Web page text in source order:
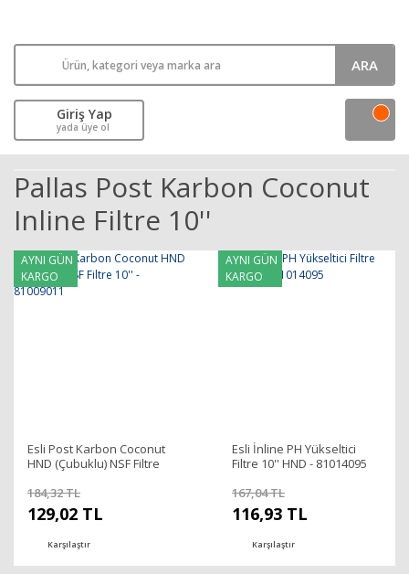
ARA
Giriş Yap
yada üye ol
Pallas Post Karbon Coconut
Inline Filtre 10''
AYNI GÜN
KARGO
Esli Post Karbon Coconut
HND (Çubuklu) NSF Filtre
184,32 TL
129,02 TL
Karşılaştır
AYNI GÜN
KARGO
Esli İnline PH Yükseltici
Filtre 10'' HND - 81014095
167,04 TL
116,93 TL
Karşılaştır